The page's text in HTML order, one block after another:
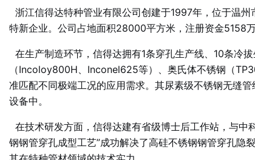
浙江信得达特种管业有限公司创建于1997年，位于温
特新企业。公司占地面积28000平方米，注册资金5158
在生产制造环节，信得达拥有1条穿孔生产线、10条冷
（Incoloy800H、Inconel625等）、奥氏体不锈钢（
准匹配不同极端工况的应用需求。其尿素级不锈钢无缝
设备中。
在技术研发方面，信得达建有省级博士后工作站，与
钢钢管穿孔成型工艺”成功解决了高硅不锈钢钢管穿孔隐